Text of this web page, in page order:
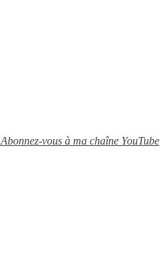
Abonnez-vous à ma chaîne YouTube